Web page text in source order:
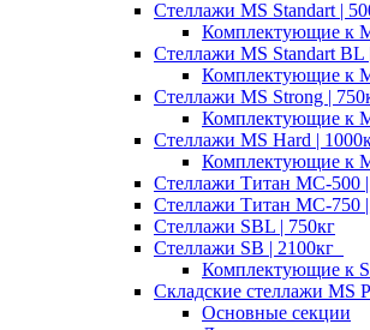
Стеллажи MS Standart |
Комплектующие к
Стеллажи MS Standart BL
Комплектующие к
Стеллажи MS Strong |
Комплектующие к
Стеллажи MS Hard |
Комплектующие к
Стеллажи Титан МС-500 |
Стеллажи Титан МС-750 |
Стеллажи SBL | 750кг
Стеллажи SB | 2100кг
Комплектующие к
Складские стеллажи MS
Основные секции